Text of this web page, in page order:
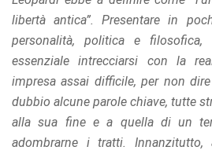
libertà antica”. Presentare in
personalità, politica e
essenziale intrecciarsi con la
impresa assai difficile, per non
dubbio alcune parole chiave, tutte
alla sua fine e a quella di un
adombrarne i tratti. Innanzitutto,